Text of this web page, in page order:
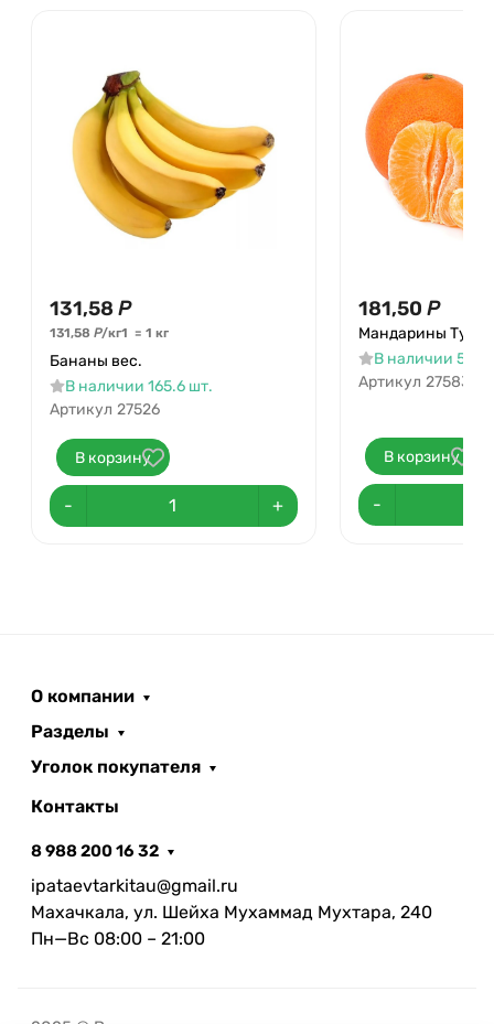
131,58 Р
131,58 Р/кг1 = 1 кг
Бананы вес.
В наличии 165.6 шт.
Артикул 27526
В корзину
- +
181,50 Р
Мандарины
В наличии 50.2
Артикул 27583
В корзину
-
О компании
Разделы
Уголок покупателя
Контакты
8 988 200 16 32
ipataevtarkitau@gmail.ru
Махачкала, ул. Шейха Мухаммад Мухтара, 240
Пн—Вс 08:00 – 21:00